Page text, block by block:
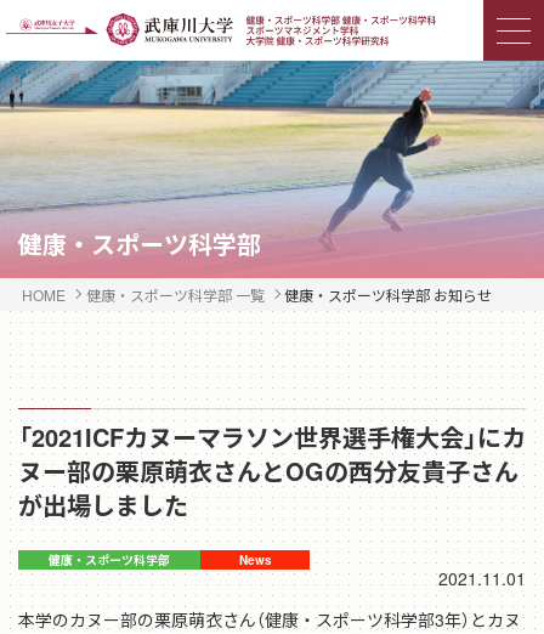
健康・スポーツ科学部
HOME 健康・スポーツ科学部 一覧 健康・スポーツ科学部 お知らせ
「2021ICFカヌーマラソン世界選手権大会」にカ
ヌー部の栗原萌衣さんとOGの西分友貴子さん
が出場しました
2021.11.01
本学のカヌー部の栗原萌衣さん（健康・スポーツ科学部3年）とカヌ